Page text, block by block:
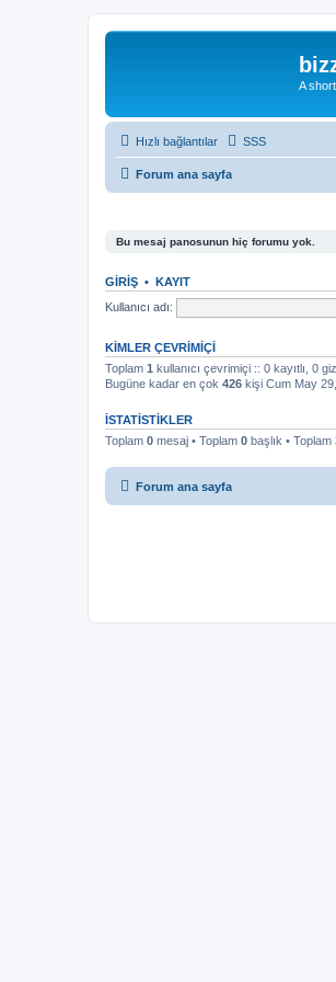
A
Hızlı bağlantılar SSS
Forum ana sayfa
Bu mesaj panosunun hiç forumu yok.
GIRIŞ • KAYIT
Kullanıcı adı:
KIMLER ÇEVRIMIÇI
Toplam 1 kullanıcı çevrimiçi :: 0 kayıtlı, 0
Bugüne kadar en çok 426 kişi Cum May
İSTATISTIKLER
Toplam 0 mesaj • Toplam 0 başlık • Toplam
Forum ana sayfa